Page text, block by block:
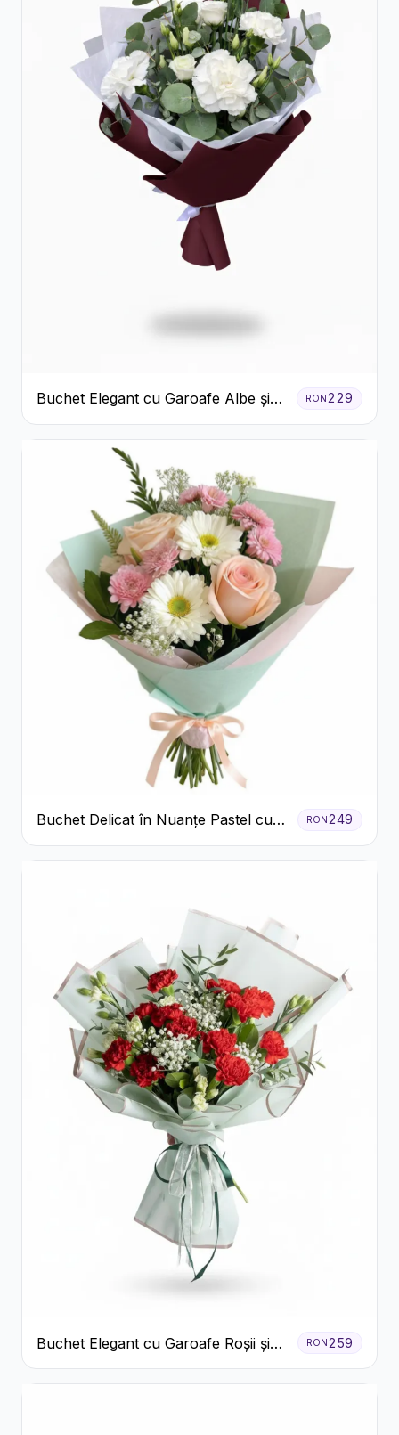
Buchet Elegant cu Garoafe Albe și
Eucalipt
RON229
Buchet Delicat în Nuanțe Pastel cu
Trandafiri și Crizanteme Roz
RON249
Buchet Elegant cu Garoafe Roșii și
Floarea Miresei
RON 259